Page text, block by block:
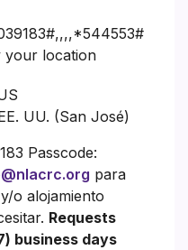
location
UU. (San José)
Passcode:
para
o alojamiento
Requests
business days